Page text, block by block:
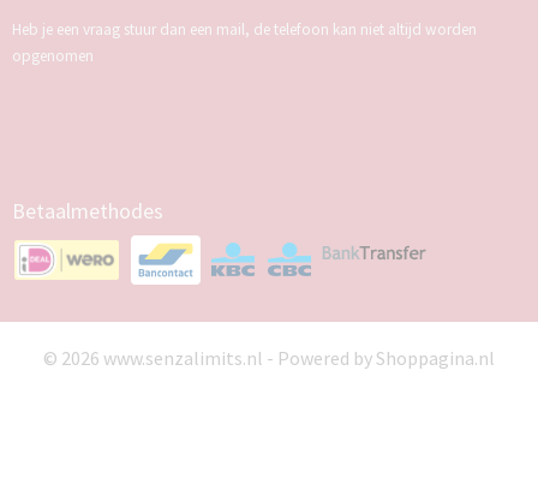
Heb je een vraag stuur dan een mail, de telefoon kan niet altijd worden
opgenomen
Betaalmethodes
© 2026 www.senzalimits.nl - Powered by Shoppagina.nl